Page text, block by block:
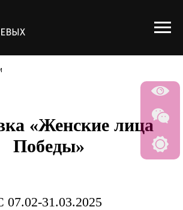
«Женские лица
Победы»
07.02-31.03.2025